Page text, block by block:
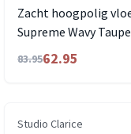
Zacht hoogpolig
Supreme Wavy Taupe
83.9562.95
Studio Clarice